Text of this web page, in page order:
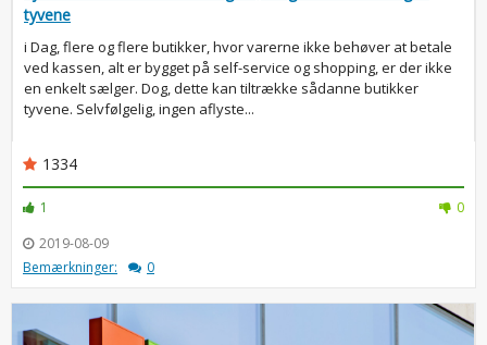
tyvene
i Dag, flere og flere butikker, hvor varerne ikke behøver at betale
ved kassen, alt er bygget på self-service og shopping, er der ikke
en enkelt sælger. Dog, dette kan tiltrække sådanne butikker
tyvene. Selvfølgelig, ingen aflyste...
1334
1
0
2019-08-09
Bemærkninger:
0